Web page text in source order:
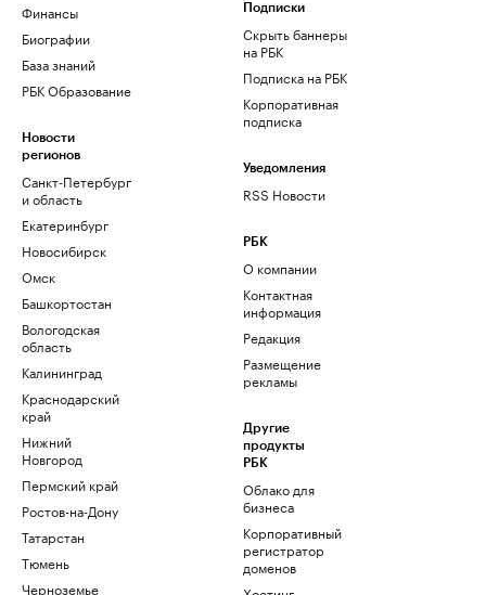
Финансы
Биографии
База знаний
РБК Образование
Новости
регионов
Санкт-Петербург
и область
Екатеринбург
Новосибирск
Омск
Башкортостан
Вологодская
область
Калининград
Краснодарский
край
Нижний
Новгород
Пермский край
Ростов-на-Дону
Татарстан
Тюмень
Черноземье
Подписки
Скрыть баннеры
на РБК
Подписка на РБК
Корпоративная
подписка
Уведомления
RSS Новости
РБК
О компании
Контактная
информация
Редакция
Размещение
рекламы
Другие
продукты
РБК
Облако для
бизнеса
Корпоративный
регистратор
доменов